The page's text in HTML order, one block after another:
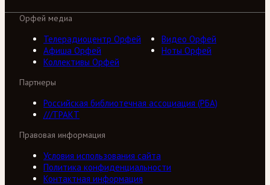
Орфей медиа
Телерадиоцентр Орфей
Видео Орфей
Афиша Орфей
Ноты Орфей
Коллективы Орфей
Партнеры
Российская библиотечная ассоциация (РБА)
///ТРАКТ
Правовая информация
Условия использования сайта
Политика конфиденциальности
Контактная информация